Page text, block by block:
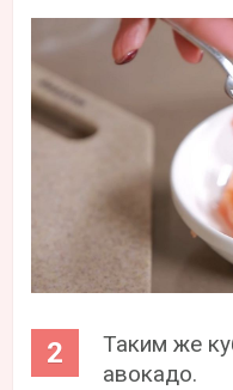
Таким же
авокадо.